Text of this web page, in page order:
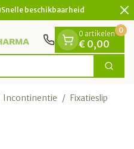
Snelle beschikbaarheid
Zoek
0 artikelen
€ 0,00
0
Incontinentie / Fixatieslip